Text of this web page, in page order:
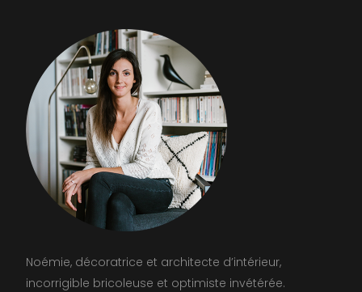
Noémie, décoratrice et architecte d’intérieur,
incorrigible bricoleuse et optimiste invétérée.